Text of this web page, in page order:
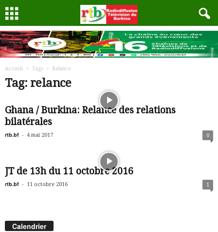
Accueil Tags Relance
Tag: relance
Ghana / Burkina: Relance des relations
bilatérales
rtb.bf - 4 mai 2017 0
JT de 13h du 11 octobre 2016
rtb.bf - 11 octobre 2016 1
Calendrier